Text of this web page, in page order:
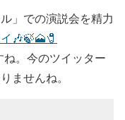
」での演説会を精力
🎶🍃🗻🧷
。今のツイッター
ませんね。